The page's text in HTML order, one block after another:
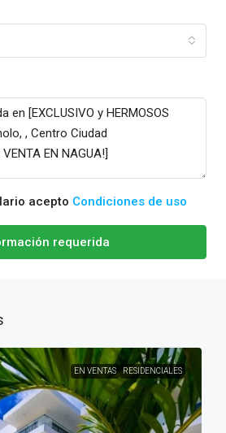
acepto Condiciones de uso
requerida
EN VENTAS RESIDENCIALES